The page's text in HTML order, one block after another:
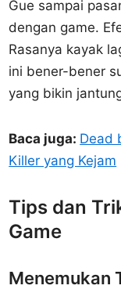
Gue sampai
dengan game.
Rasanya kayak
ini bener-bener
yang bikin
Baca juga: Dead
Killer yang Kejam
Tips dan
Game
Menemukan